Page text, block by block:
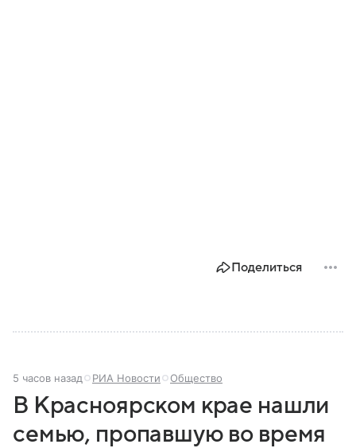
Поделиться
5 часов назад РИА Новости Общество
В Красноярском крае нашли
семью, пропавшую во время